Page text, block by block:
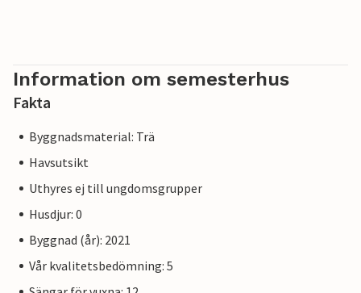
Information om semesterhus
Fakta
Byggnadsmaterial: Trä
Havsutsikt
Uthyres ej till ungdomsgrupper
Husdjur: 0
Byggnad (år): 2021
Vår kvalitetsbedömning: 5